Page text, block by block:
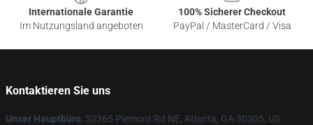
Internationale Garantie
Im Nutzungsland angeboten
100% Sicherer Checkout
PayPal / MasterCard / Visa
Kontaktieren Sie uns
Unser Hauptbüro: 53365 Piemont Rd NE, Atlanta, GA 30305, US